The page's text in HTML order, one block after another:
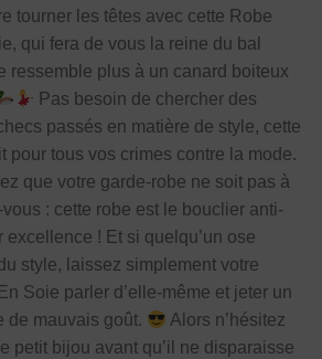
tourner les têtes avec cette Robe
qui fera de vous la reine du bal
ressemble plus à un canard boiteux
Pas besoin de chercher des
passés en matière de style, cette
pour tous vos crimes contre la mode.
que votre garde-robe ne soit pas à
vous : cette robe est le bouclier anti-
! Et si quelqu’un ose
style, laissez simplement votre
Soie parler d’elle-même et jeter un
de mauvais goût.
Alors n’hésitez
petit bijou avant qu’il ne disparaisse